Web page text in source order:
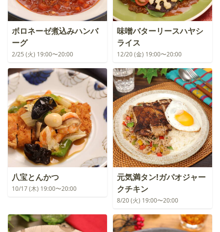
ボロネーゼ煮込みハンバ
ーグ
2/25 (火) 19:00〜20:00
味噌バターリースハヤシ
ライス
12/20 (金) 19:00〜20:00
八宝とんかつ
10/17 (木) 19:00〜20:00
元気満タン!ガパオジャー
クチキン
8/20 (火) 19:00〜20:00